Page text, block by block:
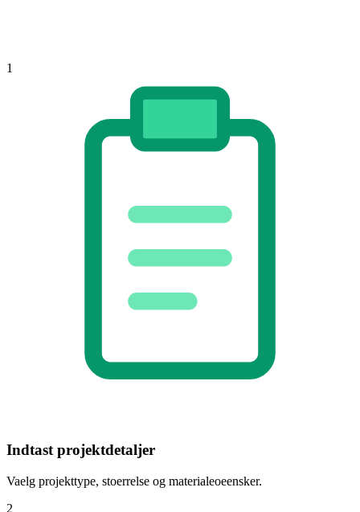
1
Indtast projektdetaljer
Vaelg projekttype, stoerrelse og materialeoeensker.
2